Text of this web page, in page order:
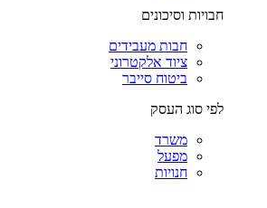
חבויות וסיכונים
חבות מעבידים
ציוד אלקטרוני
ביטוח סייבר
לפי סוג העסק
משרד
מפעל
חנויות